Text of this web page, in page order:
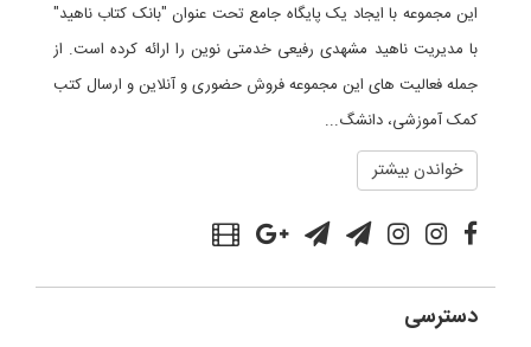
این مجموعه با ایجاد یک پایگاه جامع تحت عنوان "بانک کتاب ناهید"
با مدیریت ناهید مشهدی رفیعی خدمتی نوین را ارائه کرده است. از
جمله فعالیت های این مجموعه فروش حضوری و آنلاین و ارسال کتب
کمک آموزشی، دانشگ...
خواندن بیشتر
دسترسی